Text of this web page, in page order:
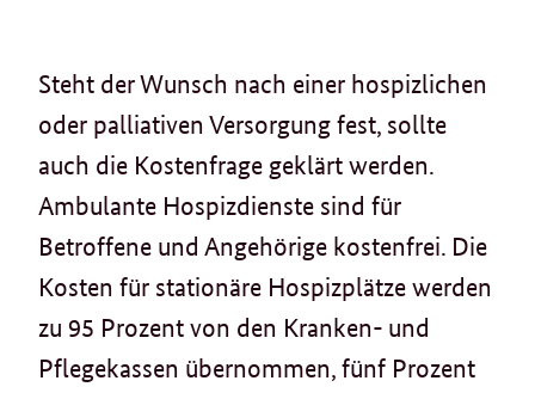
Steht der Wunsch nach einer hospizlichen
oder palliativen Versorgung fest, sollte
auch die Kostenfrage geklärt werden.
Ambulante Hospizdienste sind für
Betroffene und Angehörige kostenfrei. Die
Kosten für stationäre Hospizplätze werden
zu 95 Prozent von den Kranken- und
Pflegekassen übernommen, fünf Prozent